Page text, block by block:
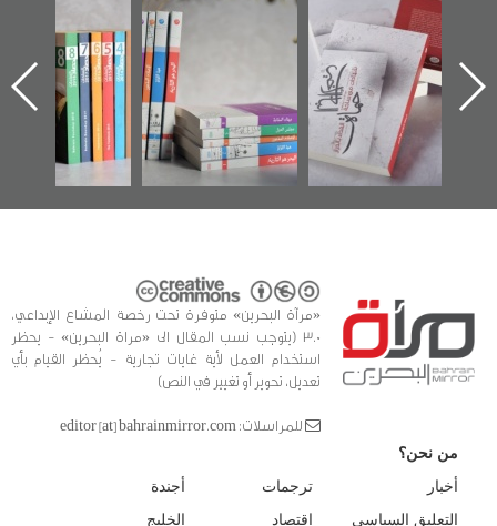
"حماة الباب الأخير":
الإصدار الأول عن
اعتصام الدراز
وأحداث ساحة
الفداء لمركز أوال
للدراسات والتوثيق
تصنيف موضوعي
للوثائق البريطانية
يقدمه «مركز أوال»
في سلسلة من 5
كتب
تصدر حصاد
الساحات 2019
«مرآة البحرين» متوفرة تحت رخصة المشاع الإبداعي،
3.0 (يتوجب نسب المقال الى «مراة البحرين» - يحظر
استخدام العمل لأية غايات تجارية - يُحظر القيام بأي
تعديل، تحوير أو تغيير في النص)
للمراسلات: editor [at] bahrainmirror.com
من نحن؟
أخبار
التعليق السياسي
ترجمات
اقتصاد
أجندة
الخليج